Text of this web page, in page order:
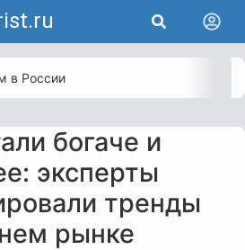
в России
богаче и
эксперты
тренды
рынке